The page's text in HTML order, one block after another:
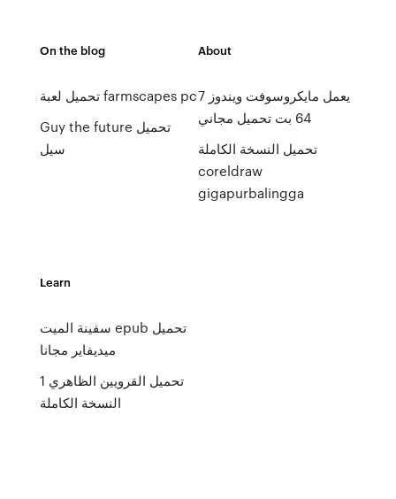
On the blog
تحميل لعبة farmscapes pc
Guy the future تحميل
سيل
About
يعمل مايكروسوفت ويندوز 7
64 بت تحميل مجاني
تحميل النسخة الكاملة
coreldraw
gigapurbalingga
Learn
سفينة الميت epub تحميل
ميديفاير مجانا
تحميل القرويين الظاهري 1
النسخة الكاملة